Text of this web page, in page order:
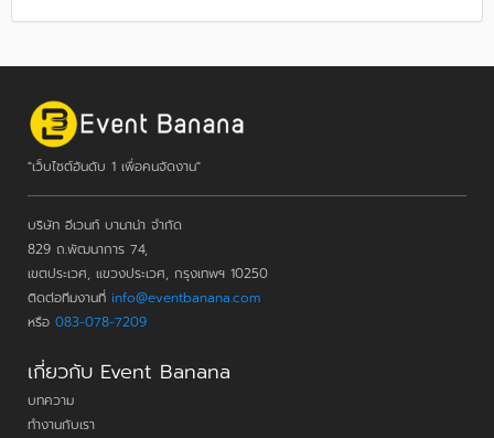
"เว็บไซต์อันดับ 1 เพื่อคนจัดงาน"
บริษัท อีเวนท์ บานาน่า จำกัด
829 ถ.พัฒนาการ 74,
เขตประเวศ, แขวงประเวศ, กรุงเทพฯ 10250
ติดต่อทีมงานที่ info@eventbanana.com
หรือ 083-078-7209
เกี่ยวกับ Event Banana
บทความ
ทำงานกับเรา